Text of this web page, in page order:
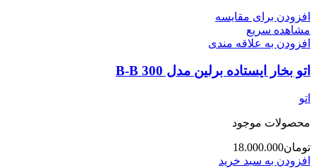
افزودن برای مقایسه
مشاهده سریع
افزودن به علاقه مندی
اتو بخار ایستاده برلین مدل 300 B-B
اتو
محصولات موجود
تومان18.000.000
افزودن به سبد خرید